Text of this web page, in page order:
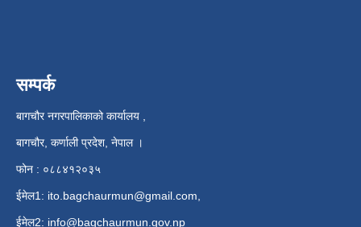
सम्पर्क
बागचौर नगरपालिकाको कार्यालय ,
बागचौर, कर्णाली प्रदेश, नेपाल ।
फोन : ०८८४१२०३५
ईमेल1: ito.bagchaurmun@gmail.com,
ईमेल2: info@bagchaurmun.gov.np